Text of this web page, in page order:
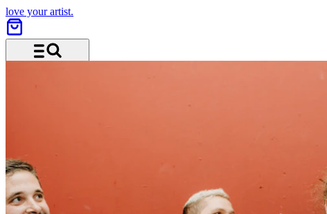
love your artist.